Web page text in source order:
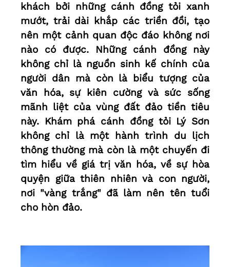
khách bởi những cánh đồng tỏi xanh
mướt, trải dài khắp các triền đồi, tạo
nên một cảnh quan độc đáo không nơi
nào có được. Những cánh đồng này
không chỉ là nguồn sinh kế chính của
người dân mà còn là biểu tượng của
văn hóa, sự kiên cường và sức sống
mãnh liệt của vùng đất đảo tiền tiêu
này. Khám phá cánh đồng tỏi Lý Sơn
không chỉ là một hành trình du lịch
thông thường mà còn là một chuyến đi
tìm hiểu về giá trị văn hóa, về sự hòa
quyện giữa thiên nhiên và con người,
nơi "vàng trắng" đã làm nên tên tuổi
cho hòn đảo.